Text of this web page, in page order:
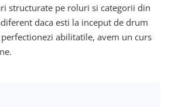
structurate pe roluri si categorii din
daca esti la inceput de drum
abilitatile, avem un curs